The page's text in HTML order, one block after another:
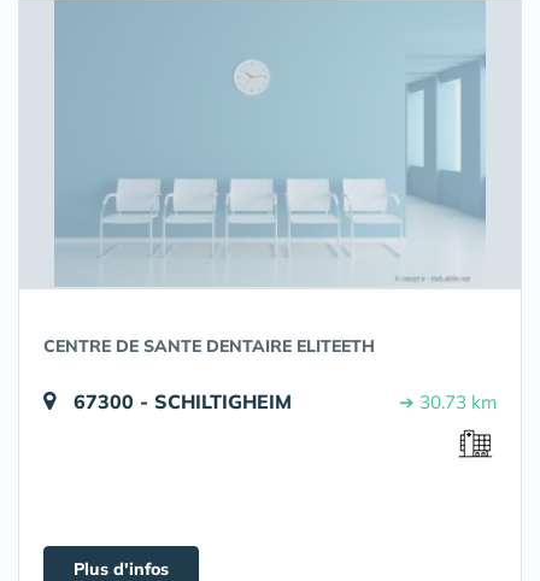
CENTRE DE SANTE DENTAIRE ELITEETH
67300 - SCHILTIGHEIM ➔ 30.73 km
Plus d'infos